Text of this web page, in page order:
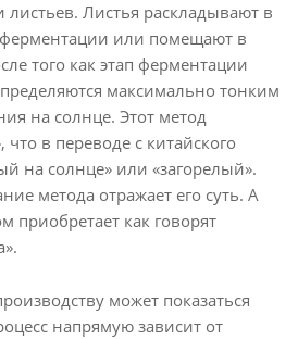
листьев. Листья раскладывают в
или помещают в
того как этап ферментации
максимально тонким
на солнце. Этот метод
в переводе с китайского
на солнце» или «загорелый».
метода отражает его суть. А
приобретает как говорят
может показаться
напрямую зависит от